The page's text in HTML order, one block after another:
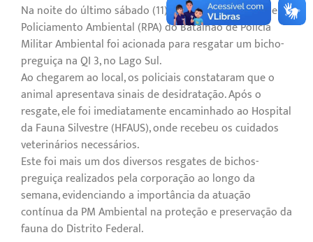
Na noite do último sábado (11), a equipe de Resgate e
Policiamento Ambiental (RPA) do Batalhão de Polícia
Militar Ambiental foi acionada para resgatar um bicho-
preguiça na QI 3, no Lago Sul.
Ao chegarem ao local, os policiais constataram que o
animal apresentava sinais de desidratação. Após o
resgate, ele foi imediatamente encaminhado ao Hospital
da Fauna Silvestre (HFAUS), onde recebeu os cuidados
veterinários necessários.
Este foi mais um dos diversos resgates de bichos-
preguiça realizados pela corporação ao longo da
semana, evidenciando a importância da atuação
contínua da PM Ambiental na proteção e preservação da
fauna do Distrito Federal.